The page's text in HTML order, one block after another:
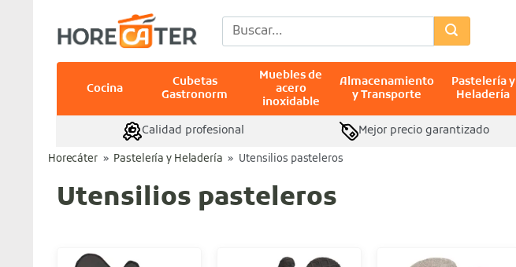
contenido
Buscar
por:
Cocina
Cubetas
Gastronorm
Muebles de
acero
inoxidable
Almacenamiento
y Transporte
Pastelería y
Heladería
Calidad profesional Mejor precio garantizado
Horecáter » Pastelería y Heladería » Utensilios pasteleros
Utensilios pasteleros